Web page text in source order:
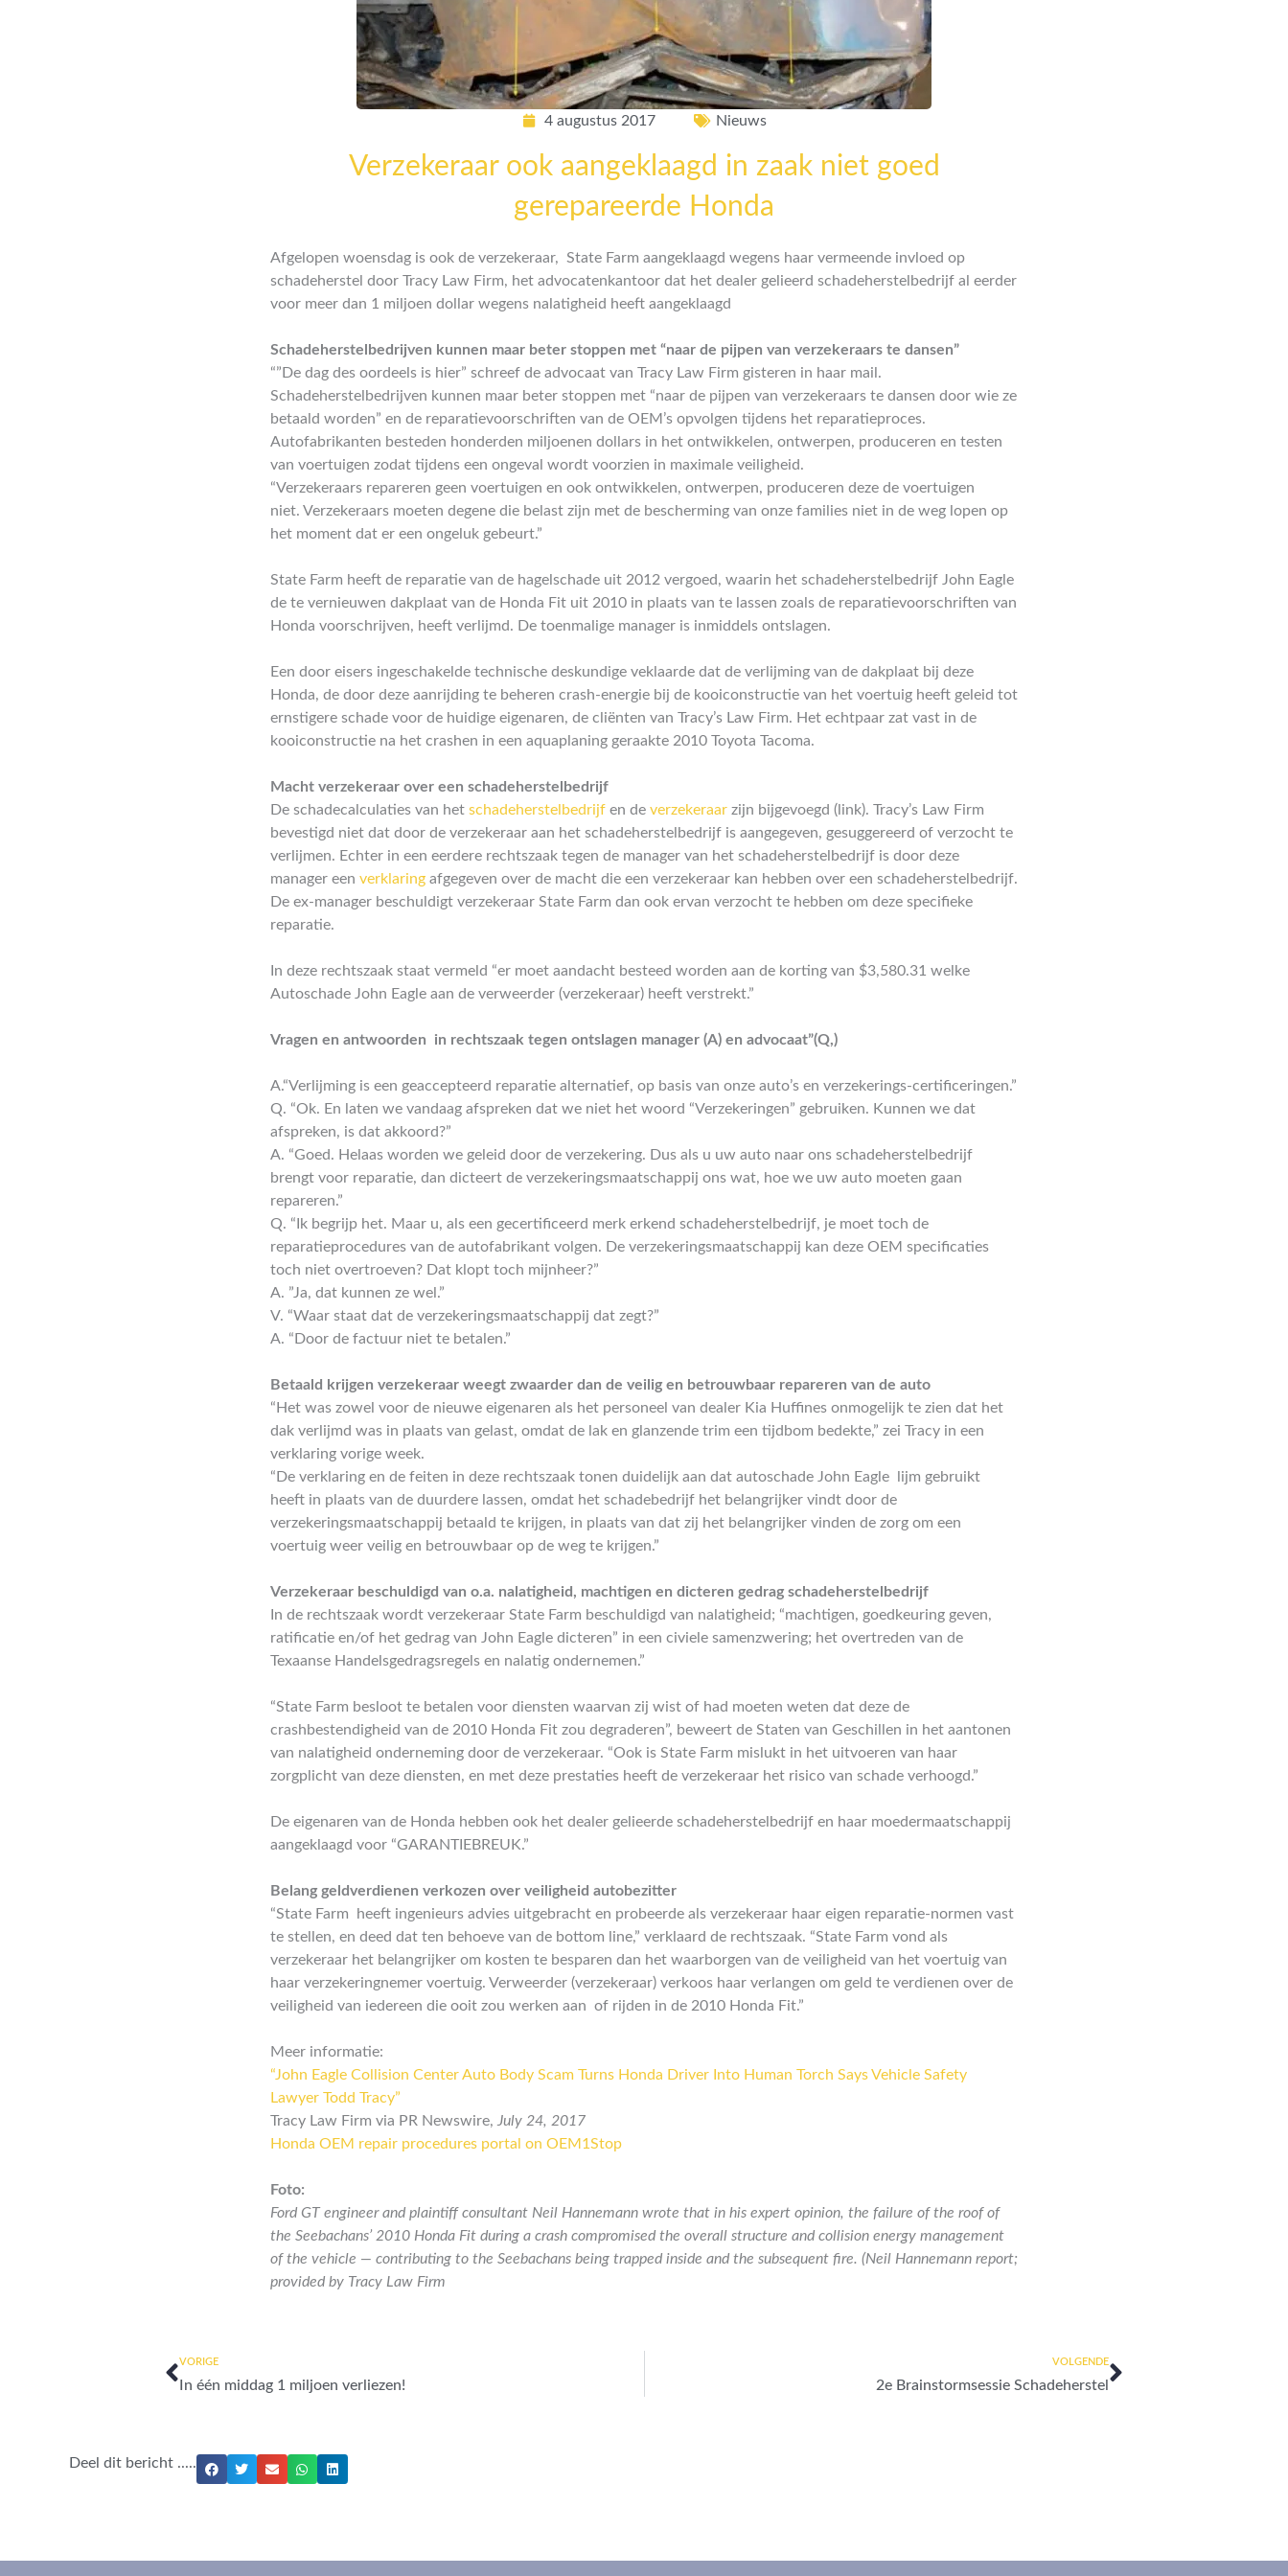
4 augustus 2017 Nieuws
Verzekeraar ook aangeklaagd in zaak niet goed
gerepareerde Honda
Afgelopen woensdag is ook de verzekeraar, State Farm aangeklaagd wegens haar vermeende invloed op
schadeherstel door Tracy Law Firm, het advocatenkantoor dat het dealer gelieerd schadeherstelbedrijf al eerder
voor meer dan 1 miljoen dollar wegens nalatigheid heeft aangeklaagd
Schadeherstelbedrijven kunnen maar beter stoppen met “naar de pijpen van verzekeraars te dansen”
“”De dag des oordeels is hier” schreef de advocaat van Tracy Law Firm gisteren in haar mail.
Schadeherstelbedrijven kunnen maar beter stoppen met “naar de pijpen van verzekeraars te dansen door wie ze
betaald worden” en de reparatievoorschriften van de OEM’s opvolgen tijdens het reparatieproces.
Autofabrikanten besteden honderden miljoenen dollars in het ontwikkelen, ontwerpen, produceren en testen
van voertuigen zodat tijdens een ongeval wordt voorzien in maximale veiligheid.
“Verzekeraars repareren geen voertuigen en ook ontwikkelen, ontwerpen, produceren deze de voertuigen
niet. Verzekeraars moeten degene die belast zijn met de bescherming van onze families niet in de weg lopen op
het moment dat er een ongeluk gebeurt.”
State Farm heeft de reparatie van de hagelschade uit 2012 vergoed, waarin het schadeherstelbedrijf John Eagle
de te vernieuwen dakplaat van de Honda Fit uit 2010 in plaats van te lassen zoals de reparatievoorschriften van
Honda voorschrijven, heeft verlijmd. De toenmalige manager is inmiddels ontslagen.
Een door eisers ingeschakelde technische deskundige veklaarde dat de verlijming van de dakplaat bij deze
Honda, de door deze aanrijding te beheren crash-energie bij de kooiconstructie van het voertuig heeft geleid tot
ernstigere schade voor de huidige eigenaren, de cliënten van Tracy’s Law Firm. Het echtpaar zat vast in de
kooiconstructie na het crashen in een aquaplaning geraakte 2010 Toyota Tacoma.
Macht verzekeraar over een schadeherstelbedrijf
De schadecalculaties van het schadeherstelbedrijf en de verzekeraar zijn bijgevoegd (link). Tracy’s Law Firm
bevestigd niet dat door de verzekeraar aan het schadeherstelbedrijf is aangegeven, gesuggereerd of verzocht te
verlijmen. Echter in een eerdere rechtszaak tegen de manager van het schadeherstelbedrijf is door deze
manager een verklaring afgegeven over de macht die een verzekeraar kan hebben over een schadeherstelbedrijf.
De ex-manager beschuldigt verzekeraar State Farm dan ook ervan verzocht te hebben om deze specifieke
reparatie.
In deze rechtszaak staat vermeld “er moet aandacht besteed worden aan de korting van $3,580.31 welke
Autoschade John Eagle aan de verweerder (verzekeraar) heeft verstrekt.”
Vragen en antwoorden in rechtszaak tegen ontslagen manager (A) en advocaat”(Q,)
A.“Verlijming is een geaccepteerd reparatie alternatief, op basis van onze auto’s en verzekerings-certificeringen.”
Q. “Ok. En laten we vandaag afspreken dat we niet het woord “Verzekeringen” gebruiken. Kunnen we dat
afspreken, is dat akkoord?”
A. “Goed. Helaas worden we geleid door de verzekering. Dus als u uw auto naar ons schadeherstelbedrijf
brengt voor reparatie, dan dicteert de verzekeringsmaatschappij ons wat, hoe we uw auto moeten gaan
repareren.”
Q. “Ik begrijp het. Maar u, als een gecertificeerd merk erkend schadeherstelbedrijf, je moet toch de
reparatieprocedures van de autofabrikant volgen. De verzekeringsmaatschappij kan deze OEM specificaties
toch niet overtroeven? Dat klopt toch mijnheer?”
A. ”Ja, dat kunnen ze wel.”
V. “Waar staat dat de verzekeringsmaatschappij dat zegt?”
A. “Door de factuur niet te betalen.”
Betaald krijgen verzekeraar weegt zwaarder dan de veilig en betrouwbaar repareren van de auto
“Het was zowel voor de nieuwe eigenaren als het personeel van dealer Kia Huffines onmogelijk te zien dat het
dak verlijmd was in plaats van gelast, omdat de lak en glanzende trim een tijdbom bedekte,” zei Tracy in een
verklaring vorige week.
“De verklaring en de feiten in deze rechtszaak tonen duidelijk aan dat autoschade John Eagle lijm gebruikt
heeft in plaats van de duurdere lassen, omdat het schadebedrijf het belangrijker vindt door de
verzekeringsmaatschappij betaald te krijgen, in plaats van dat zij het belangrijker vinden de zorg om een
voertuig weer veilig en betrouwbaar op de weg te krijgen.”
Verzekeraar beschuldigd van o.a. nalatigheid, machtigen en dicteren gedrag schadeherstelbedrijf
In de rechtszaak wordt verzekeraar State Farm beschuldigd van nalatigheid; “machtigen, goedkeuring geven,
ratificatie en/of het gedrag van John Eagle dicteren” in een civiele samenzwering; het overtreden van de
Texaanse Handelsgedragsregels en nalatig ondernemen.”
“State Farm besloot te betalen voor diensten waarvan zij wist of had moeten weten dat deze de
crashbestendigheid van de 2010 Honda Fit zou degraderen”, beweert de Staten van Geschillen in het aantonen
van nalatigheid onderneming door de verzekeraar. “Ook is State Farm mislukt in het uitvoeren van haar
zorgplicht van deze diensten, en met deze prestaties heeft de verzekeraar het risico van schade verhoogd.”
De eigenaren van de Honda hebben ook het dealer gelieerde schadeherstelbedrijf en haar moedermaatschappij
aangeklaagd voor “GARANTIEBREUK.”
Belang geldverdienen verkozen over veiligheid autobezitter
“State Farm heeft ingenieurs advies uitgebracht en probeerde als verzekeraar haar eigen reparatie-normen vast
te stellen, en deed dat ten behoeve van de bottom line,” verklaard de rechtszaak. “State Farm vond als
verzekeraar het belangrijker om kosten te besparen dan het waarborgen van de veiligheid van het voertuig van
haar verzekeringnemer voertuig. Verweerder (verzekeraar) verkoos haar verlangen om geld te verdienen over de
veiligheid van iedereen die ooit zou werken aan of rijden in de 2010 Honda Fit.”
Meer informatie:
“John Eagle Collision Center Auto Body Scam Turns Honda Driver Into Human Torch Says Vehicle Safety
Lawyer Todd Tracy”
Tracy Law Firm via PR Newswire, July 24, 2017
Honda OEM repair procedures portal on OEM1Stop
Foto:
Ford GT engineer and plaintiff consultant Neil Hannemann wrote that in his expert opinion, the failure of the roof of
the Seebachans’ 2010 Honda Fit during a crash compromised the overall structure and collision energy management
of the vehicle — contributing to the Seebachans being trapped inside and the subsequent fire. (Neil Hannemann report;
provided by Tracy Law Firm
Vorige
VORIGE
In één middag 1 miljoen verliezen!
VOLGENDE
2e Brainstormsessie Schadeherstel
Volgende
Deel dit bericht .....